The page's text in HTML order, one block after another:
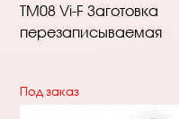
TM08 Vi-F Заготовка
перезаписываемая
Под заказ